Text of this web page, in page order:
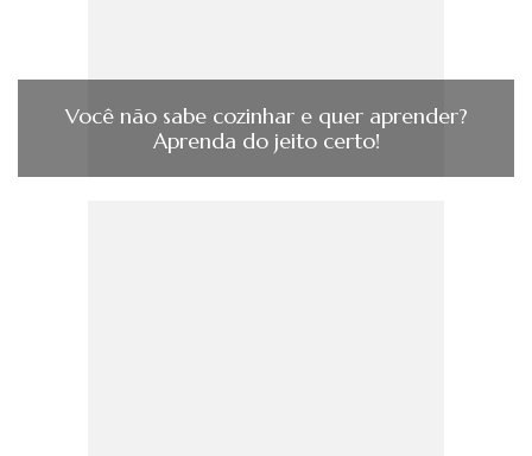
Você não sabe cozinhar e quer aprender?
Aprenda do jeito certo!